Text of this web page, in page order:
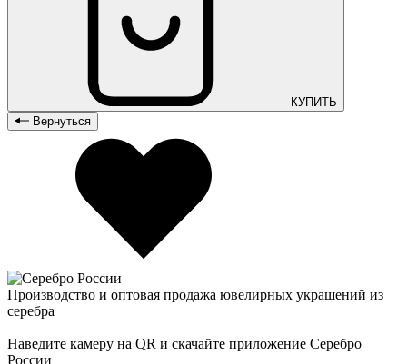
КУПИТЬ
Вернуться
Производство и оптовая продажа ювелирных украшений из
серебра
Наведите камеру на QR и скачайте приложение Серебро
России